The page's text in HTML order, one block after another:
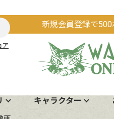
新規会員登録で
ア
キャラクター